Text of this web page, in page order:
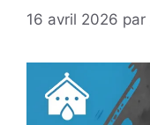
16 avril 2026 par